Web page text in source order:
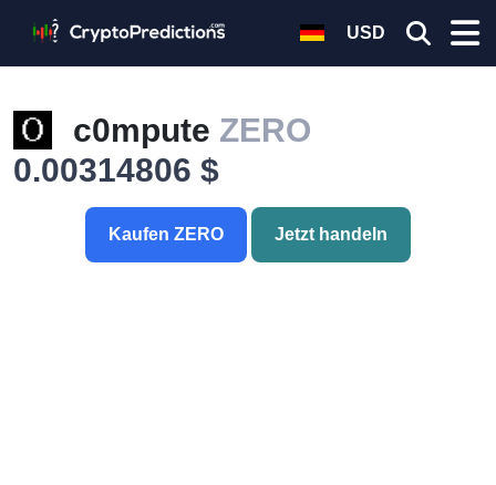
USD
c0mpute ZERO
0.00314806 $
Kaufen ZERO Jetzt handeln